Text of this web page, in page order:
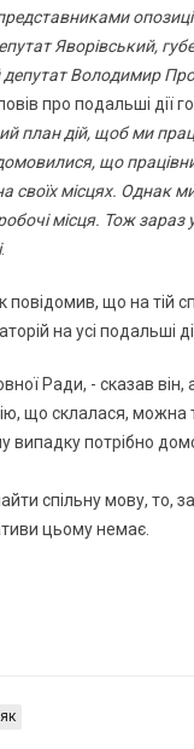
Яворівський,
Володимир
про подальші дії
план дій, щоб ми
що
своїх місцях. Однак
місця. Тож зараз
.
що на тій
на усі подальші
Ради, - сказав
що склалася, можна
випадку потрібно
спільну мову, то,
цьому немає.